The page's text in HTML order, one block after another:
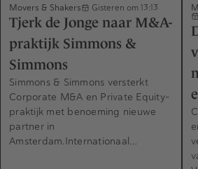
Movers & Shakers Gisteren om 13:13
Tjerk de Jonge naar M&A-
praktijk Simmons &
Simmons
Simmons & Simmons versterkt
Corporate M&A en Private Equity-
praktijk met benoeming nieuwe
partner in
Amsterdam.Internationaal…